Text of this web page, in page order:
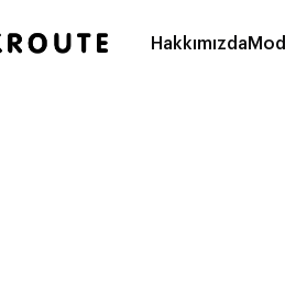
Hakkımızda